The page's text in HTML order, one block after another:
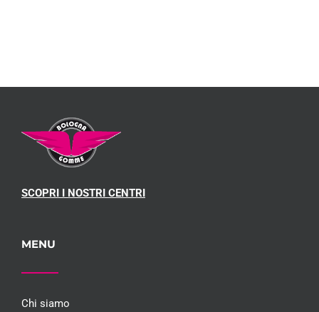
SCOPRI I NOSTRI CENTRI
MENU
Chi siamo